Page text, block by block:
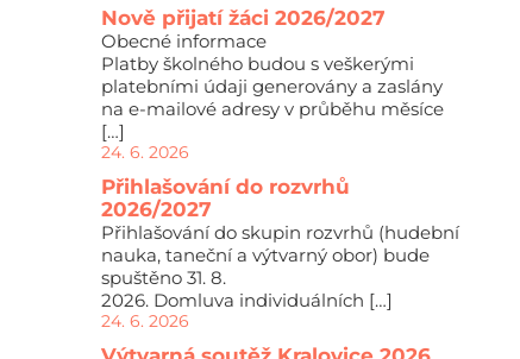
Nově přijatí žáci 2026/2027
Obecné informace
Platby školného budou s veškerými
platebními údaji generovány a zaslány
na e-mailové adresy v průběhu měsíce
[…]
24. 6. 2026
Přihlašování do rozvrhů
2026/2027
Přihlašování do skupin rozvrhů (hudební
nauka, taneční a výtvarný obor) bude
spuštěno 31. 8.
2026. Domluva individuálních […]
24. 6. 2026